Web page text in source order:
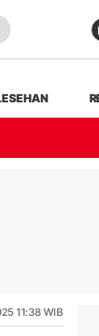
11:38 WIB